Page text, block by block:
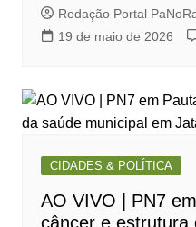
Redação Portal
19 de maio de 2026
CIDADES & POLÍTICA
AO VIVO | PN7
câncer e estrutura